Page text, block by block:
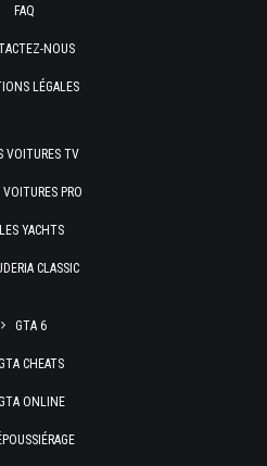
FAQ
NOUS
LÉGALES
VOITURES TV
VOITURES PRO
LES YACHTS
CLASSIC
GTA 6
CHEATS
ONLINE